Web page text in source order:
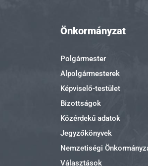
Önkormányzat
Polgármester
Alpolgármesterek
Képviselő-testület
Bizottságok
Közérdekű adatok
Jegyzőkönyvek
Nemzetiségi
Választások